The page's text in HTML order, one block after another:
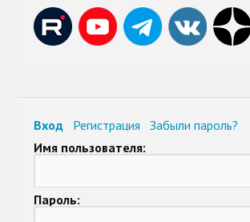
Вход Регистрация
Забыли пароль?
Имя пользователя:
Пароль: